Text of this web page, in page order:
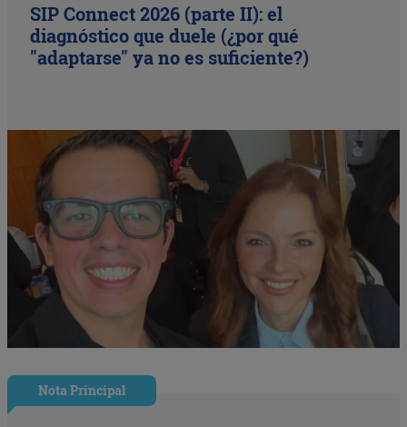
SIP Connect 2026 (parte II): el
diagnóstico que duele (¿por qué
"adaptarse" ya no es suficiente?)
Nota Principal